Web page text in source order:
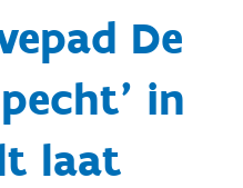
De
in
laat